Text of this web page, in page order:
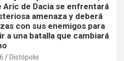
Aric de Dacia se enfrentará
amenaza y deberá
con sus enemigos para
a una batalla que cambiará
Distópolis